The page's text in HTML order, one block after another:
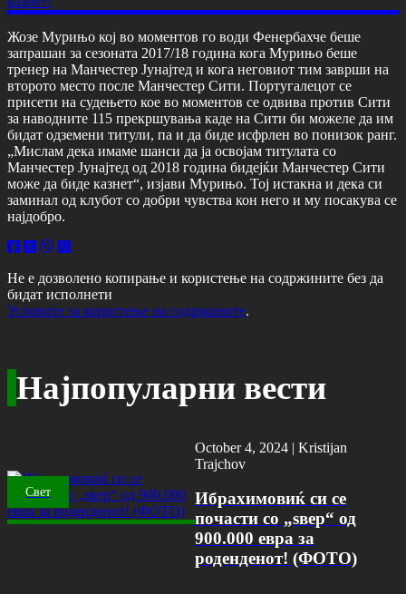
Жозе Мурињо кој во моментов го води Фенербахче беше
запрашан за сезоната 2017/18 година кога Мурињо беше
тренер на Манчестер Јунајтед и кога неговиот тим заврши на
второто место после Манчестер Сити. Португалецот се
присети на судењето кое во моментов се одвива против Сити
за наводните 115 прекршувања каде на Сити би можеле да им
бидат одземени титули, па и да биде исфрлен во понизок ранг.
„Мислам дека имаме шанси да ја освојам титулата со
Манчестер Јунајтед од 2018 година бидејќи Манчестер Сити
може да биде казнет“, изјави Мурињо. Тој истакна и дека си
заминал од клубот со добри чувства кон него и му посакува се
најдобро.
Не е дозволено копирање и користење на содржините без да
бидат исполнети
Условите за користење на содржините.
Најпопуларни вести
Свет
October 4, 2024 |Kristijan
Trajchov
Ибрахимовиќ си се
почасти со „ѕвер“ од
900.000 евра за
роденденот! (ФОТО)